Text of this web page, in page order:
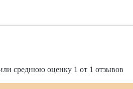
среднюю оценку 1 от 1 отзывов